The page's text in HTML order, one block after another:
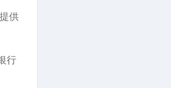
供
行